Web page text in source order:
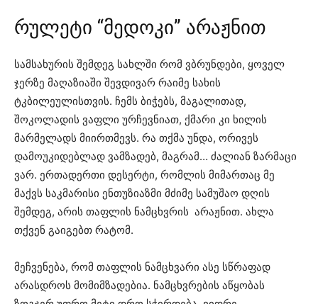
რულეტი “მედოკი” არაჟნით
სამსახურის შემდეგ სახლში რომ ვბრუნდები, ყოველ
ჯერზე მაღაზიაში შევდივარ რაიმე სახის
ტკბილეულისთვის. ჩემს ბიჭებს, მაგალითად,
შოკოლადის ვაფლი ურჩევნიათ, ქმარი კი ხილის
მარმელადს მიირთმევს. რა თქმა უნდა, ორივეს
დამოუკიდებლად ვამზადებ, მაგრამ… ძალიან ზარმაცი
ვარ. ერთადერთი დესერტი, რომლის მიმართაც მე
მაქვს საკმარისი ენთუზიაზმი მძიმე სამუშაო დღის
შემდეგ, არის თაფლის ნამცხვრის არაჟნით. ახლა
თქვენ გაიგებთ რატომ.
მეჩვენება, რომ თაფლის ნამცხვარი ასე სწრაფად
არასდროს მომიმზადებია. ნამცხვრების აწყობას